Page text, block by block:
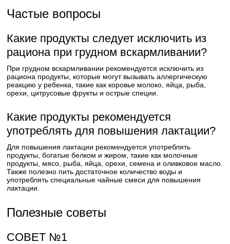
Частые вопросы
Какие продукты следует исключить из
рациона при грудном вскармливании?
При грудном вскармливании рекомендуется исключить из
рациона продукты, которые могут вызывать аллергическую
реакцию у ребенка, такие как коровье молоко, яйца, рыба,
орехи, цитрусовые фрукты и острые специи.
Какие продукты рекомендуется
употреблять для повышения лактации?
Для повышения лактации рекомендуется употреблять
продукты, богатые белком и жиром, такие как молочные
продукты, мясо, рыба, яйца, орехи, семена и оливковое масло.
Также полезно пить достаточное количество воды и
употреблять специальные чайные смеси для повышения
лактации.
Полезные советы
СОВЕТ №1